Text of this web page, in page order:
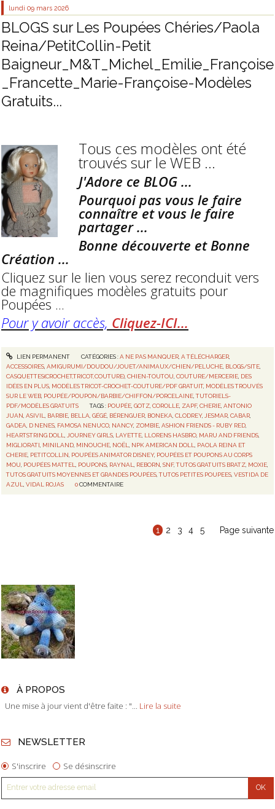
lundi 09 mars 2026
BLOGS sur Les Poupées Chéries/Paola
Reina/PetitCollin-Petit
Baigneur_M&T_Michel_Emilie_Françoise
_Francette_Marie-Françoise-Modèles
Gratuits...
Tous ces modèles ont été
trouvés sur le WEB ...
J'Adore ce BLOG ...
Pourquoi pas vous le faire
connaître et vous le faire
partager ...
Bonne découverte et Bonne
Création ...
Cliquez sur le lien vous serez reconduit vers
de magnifiques modèles gratuits pour
Poupées ...
Pour y avoir accès, Cliquez-ICI...
LIEN PERMANENT CATÉGORIES :A NE PAS MANQUER, A TÉLÉCHARGER,
ACCESSOIRES ,AMIGURUMI/DOUDOU/JOUET/ANIMAUX/CHIEN/PELUCHE BLOGS/SITE
CASQUETTES(CROCHET,TRICOT,COUTURE) ,CHIEN-TOUTOU ,COUTURE/MERCERIE DES
IDÉES EN PLUS MODÈLES TRICOT-CROCHET-COUTURE/PDF GRATUIT, MODÈLES TROUVÉS
SUR LE WEB POUPÉE/POUPON/BARBIE/CHIFFON/PORCELAINE ,TUTORIELS-
PDF/MODÈLES GRATUITS
TAGS : POUPÉE ,GOTZ ,COROLLE ZAPF,CHERIE ,ANTONIO
JUAN ,ASIVIL BARBIE BELLA ,GÉGÉ BÉRENGUER BONEKA ,CLODREY, JESMAR ,CABAR
GADEA D NENES FAMOSA NENUCO NANCY, ZOMBIE ,ASHION FRIENDS - RUBY RED
HEARTSTRING DOLL
JOURNEY GIRLS LAYETTE LLORENS HASBRO MARU AND FRIENDS
MIGLIORATI MINILAND MINOUCHE NOËL NPK AMERICAN DOLL
PAOLA REINA ET
CHERIE PETITCOLLIN POUPÉES ANIMATOR DISNEY, POUPÉES ET POUPONS AU CORPS
MOU POUPÉES MATTEL POUPONS RAYNAL REBORN ,SNF,TUTOS GRATUITS BRATZ MOXIE
TUTOS GRATUITS MOYENNES ET GRANDES POUPÉES ,TUTOS PETITES POUPEES ,VESTIDA DE
AZUL
,VIDAL ROJAS 0 COMMENTAIRE
1 2 3 4 5 Page suivante
À PROPOS
Une mise à jour vient d'être faite : "... Lire la suite
NEWSLETTER
S'inscrire Se désinscrire